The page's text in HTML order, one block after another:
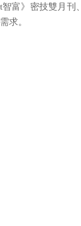
富》密技雙月
求。